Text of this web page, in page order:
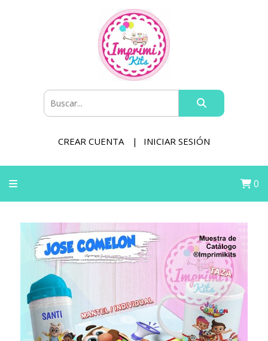
CREAR CUENTA INICIAR SESIÓN
0